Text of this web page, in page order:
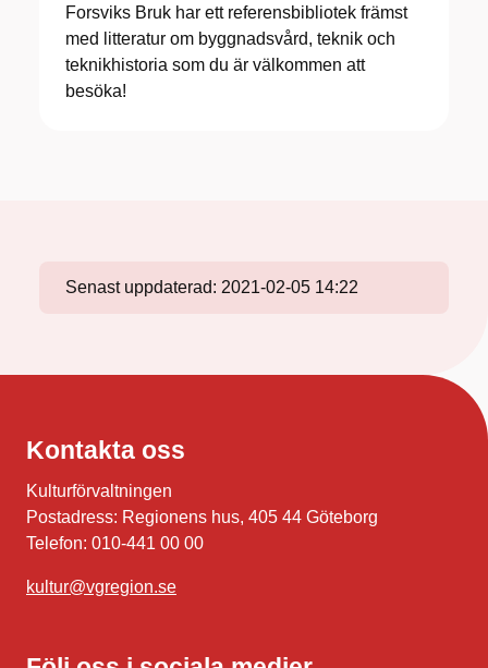
Forsviks Bruk har ett referensbibliotek främst
med litteratur om byggnadsvård, teknik och
teknikhistoria som du är välkommen att
besöka!
Senast uppdaterad: 2021-02-05 14:22
Kontakta oss
Kulturförvaltningen
Postadress: Regionens hus, 405 44 Göteborg
Telefon: 010-441 00 00
kultur@vgregion.se